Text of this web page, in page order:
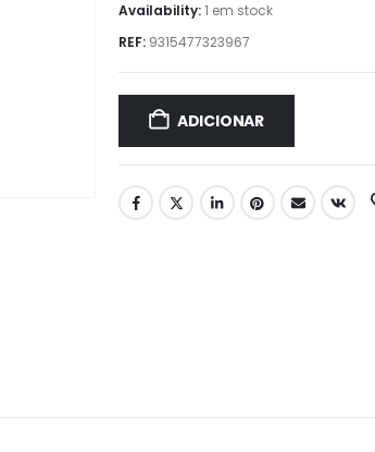
Availability:1 em stock
REF: 9315477323967
ADICIONAR